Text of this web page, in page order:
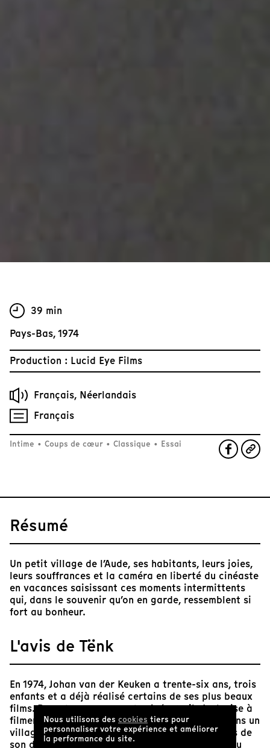
39 min
Pays-Bas, 1974
Production : Lucid Eye Films
Français, Néerlandais
Français
Intime • Coups de cœur • Classique • Essai
Résumé
Un petit village de l’Aude, ses habitants, leurs joies,
leurs souffrances et la caméra en liberté du cinéaste
en vacances saisissant ces moments intermittents
qui, dans le souvenir qu’on en garde, ressemblent si
fort au bonheur.
L'avis de Tënk
En 1974, Johan van der Keuken a trente-six ans, trois
enfants et a déjà réalisé certains de ses plus beaux
films. DansLes vacances du cinéaste, il s’autorise à
filmer la légèreté des jours passés en famille dans un
village du Sud de la France. Les pas mal assurés de
son dernier fils, le « p’tit gros », côtoient ceux du
Nous utilisons des cookies tiers pour
personnaliser votre expérience et améliorer
la performance du site.